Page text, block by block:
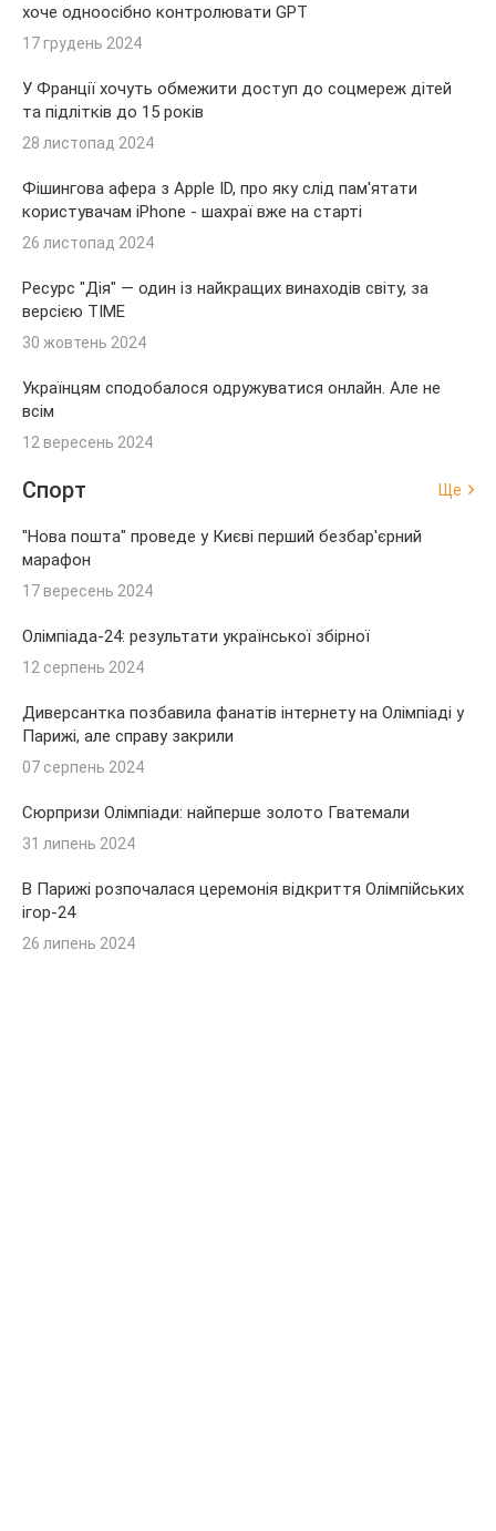
хоче одноосібно контролювати GPT
17 грудень 2024
У Франції хочуть обмежити доступ до соцмереж дітей
та підлітків до 15 років
28 листопад 2024
Фішингова афера з Apple ID, про яку слід пам'ятати
користувачам iPhone - шахраї вже на старті
26 листопад 2024
Ресурс "Дія" — один із найкращих винаходів світу, за
версією TIME
30 жовтень 2024
Українцям сподобалося одружуватися онлайн. Але не
всім
12 вересень 2024
Спорт Ще
"Нова пошта" проведе у Києві перший безбар'єрний
марафон
17 вересень 2024
Олімпіада-24: результати української збірної
12 серпень 2024
Диверсантка позбавила фанатів інтернету на Олімпіаді у
Парижі, але справу закрили
07 серпень 2024
Сюрпризи Олімпіади: найперше золото Гватемали
31 липень 2024
В Парижі розпочалася церемонія відкриття Олімпійських
ігор-24
26 липень 2024